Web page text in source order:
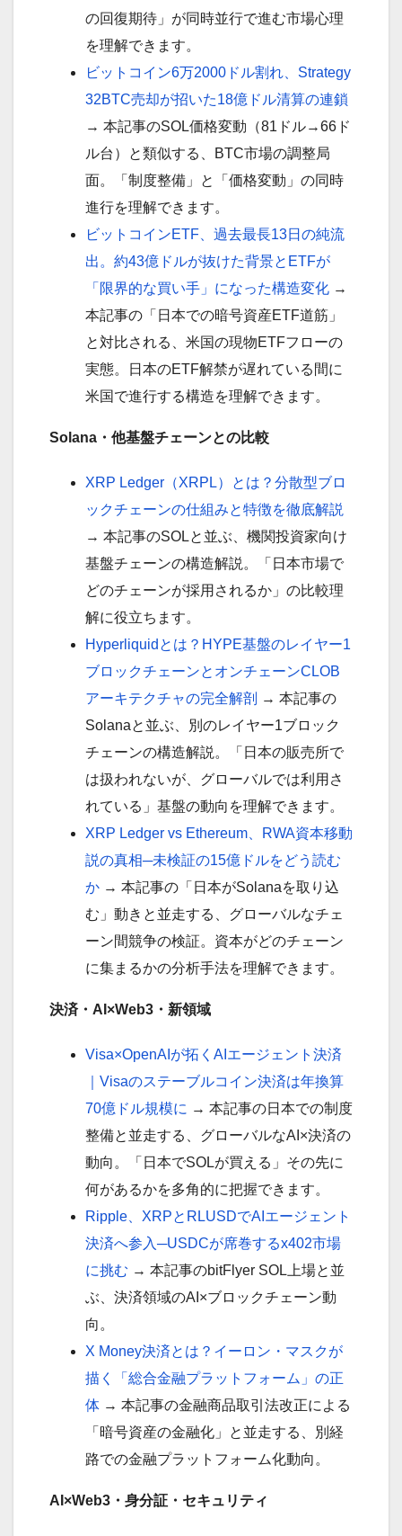
の回復期待」が同時並行で進む市場心理
を理解できます。
ビットコイン6万2000ドル割れ、Strategy
32BTC売却が招いた18億ドル清算の連鎖
→ 本記事のSOL価格変動（81ドル→66ド
ル台）と類似する、BTC市場の調整局
面。「制度整備」と「価格変動」の同時
進行を理解できます。
ビットコインETF、過去最長13日の純流
出。約43億ドルが抜けた背景とETFが
「限界的な買い手」になった構造変化 →
本記事の「日本での暗号資産ETF道筋」
と対比される、米国の現物ETFフローの
実態。日本のETF解禁が遅れている間に
米国で進行する構造を理解できます。
Solana・他基盤チェーンとの比較
XRP Ledger（XRPL）とは？分散型ブロ
ックチェーンの仕組みと特徴を徹底解説
→ 本記事のSOLと並ぶ、機関投資家向け
基盤チェーンの構造解説。「日本市場で
どのチェーンが採用されるか」の比較理
解に役立ちます。
Hyperliquidとは？HYPE基盤のレイヤー1
ブロックチェーンとオンチェーンCLOB
アーキテクチャの完全解剖
→ 本記事の
Solanaと並ぶ、別のレイヤー1ブロック
チェーンの構造解説。「日本の販売所で
は扱われないが、グローバルでは利用さ
れている」基盤の動向を理解できます。
XRP Ledger vs Ethereum、RWA資本移動
説の真相─未検証の15億ドルをどう読む
か → 本記事の「日本がSolanaを取り込
む」動きと並走する、グローバルなチェ
ーン間競争の検証。資本がどのチェーン
に集まるかの分析手法を理解できます。
決済・AI×Web3・新領域
Visa×OpenAIが拓くAIエージェント決済
｜Visaのステーブルコイン決済は年換算
70億ドル規模に → 本記事の日本での制度
整備と並走する、グローバルなAI×決済の
動向。「日本でSOLが買える」その先に
何があるかを多角的に把握できます。
Ripple、XRPとRLUSDでAIエージェント
決済へ参入─USDCが席巻するx402市場
に挑む → 本記事のbitFlyer SOL上場と並
ぶ、決済領域のAI×ブロックチェーン動
向。
X Money決済とは？イーロン・マスクが
描く「総合金融プラットフォーム」の正
体 → 本記事の金融商品取引法改正による
「暗号資産の金融化」と並走する、別経
路での金融プラットフォーム化動向。
AI×Web3・身分証・セキュリティ